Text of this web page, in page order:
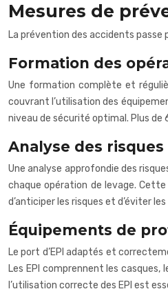
Mesures de
La prévention des accidents passe
Formation des
Une formation complète et
couvrant l’utilisation des
niveau de sécurité optimal. Plus
Analyse des
Une analyse approfondie des
chaque opération de levage.
d’anticiper les risques et d’éviter
Équipements de
Le port d’EPI adaptés et
Les EPI comprennent les
l’utilisation correcte des EPI est